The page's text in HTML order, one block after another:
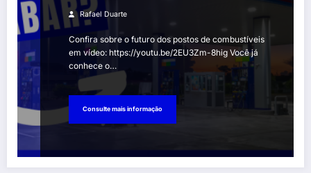
Rafael Duarte
Confira sobre o futuro dos postos de combustíveis
em vídeo: https://youtu.be/2EU3Zm-8hig Você já
conhece o…
Consulte mais informação